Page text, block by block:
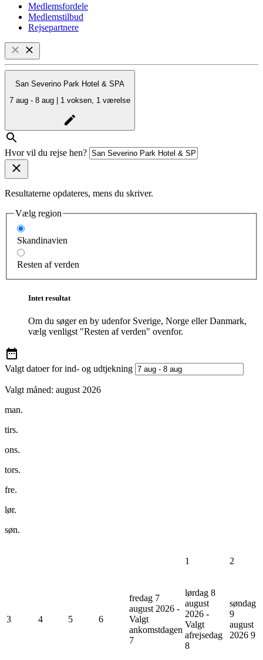
Medlemsfordele
Medlemstilbud
Rejsepartnere
San Severino Park Hotel & SPA
7 aug - 8 aug | 1 voksen, 1 værelse
Hvor vil du rejse hen?
Resultaterne opdateres, mens du skriver.
Vælg region
Skandinavien
Resten af verden
Intet resultat
Om du søger en by udenfor Sverige, Norge eller Danmark,
vælg venligst "Resten af verden" ovenfor.
Valgt datoer for ind- og udtjekning
Valgt måned: august 2026
man.
tirs.
ons.
tors.
fre.
lør.
søn.
1 2
3 4 5 6
fredag 7
august 2026 -
Valgt
ankomstdagen
7
lørdag 8
august
2026 -
Valgt
afrejsedag
8
søndag
9
august
2026 9